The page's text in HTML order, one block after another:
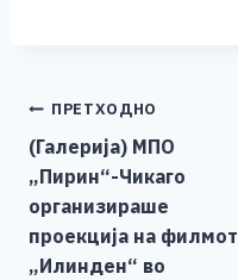
b
o
o
k
n
g
er
Навигација
на
напис
ПРЕТХОДНО
(Галерија) МПО
„Пирин“-Чикаго
организираше
проекција на филмот
„Илинден“ во